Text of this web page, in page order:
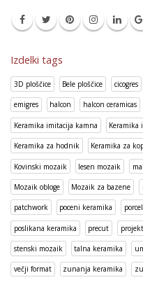
Izdelki tags
3D ploščice Bele ploščice cicogres
emigres halcon halcon ceramicas
Keramika imitacija kamna Keramika
Keramika za hodnik Keramika za
Kovinski mozaik lesen mozaik
Mozaik obloge Mozaik za bazene
patchwork poceni keramika
poslikana keramika precut
stenski mozaik talna keramika
večji format zunanja keramika